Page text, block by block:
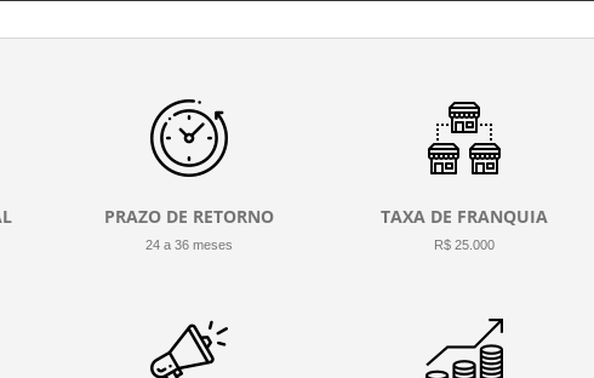
PRAZO DE RETORNO
24 a 36 meses
TAXA DE FRANQUIA
R$ 25.000